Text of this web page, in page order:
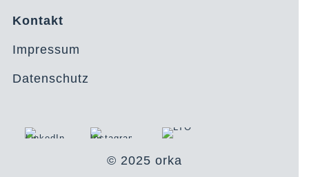
Kontakt
Impressum
Datenschutz
© 2025 orka